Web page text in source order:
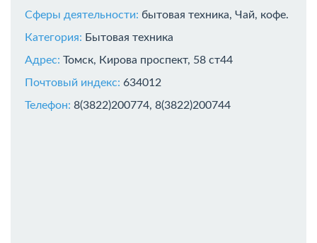
Сферы деятельности: бытовая техника, Чай, кофе.
Категория: Бытовая техника
Адрес: Томск, Кирова проспект, 58 ст44
Почтовый индекс: 634012
Телефон: 8(3822)200774, 8(3822)200744